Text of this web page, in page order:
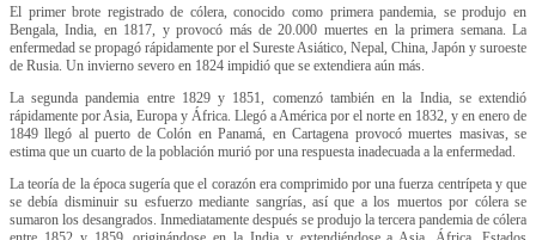
El primer brote registrado de cólera, conocido como primera pandemia, se produjo en
Bengala, India, en 1817, y provocó más de 20.000 muertes en la primera semana. La
enfermedad se propagó rápidamente por el Sureste Asiático, Nepal, China, Japón y suroeste
de Rusia. Un invierno severo en 1824 impidió que se extendiera aún más.
La segunda pandemia entre 1829 y 1851, comenzó también en la India, se extendió
rápidamente por Asia, Europa y África. Llegó a América por el norte en 1832, y en enero de
1849 llegó al puerto de Colón en Panamá, en Cartagena provocó muertes masivas, se
estima que un cuarto de la población murió por una respuesta inadecuada a la enfermedad.
La teoría de la época sugería que el corazón era comprimido por una fuerza centrípeta y que
se debía disminuir su esfuerzo mediante sangrías, así que a los muertos por cólera se
sumaron los desangrados. Inmediatamente después se produjo la tercera pandemia de cólera